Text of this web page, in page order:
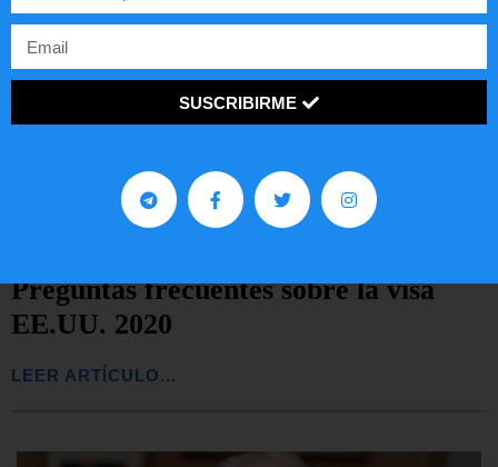
Preguntas frecuentes sobre la visa
EE.UU. 2020
LEER ARTÍCULO...
SUSCRIBIRME